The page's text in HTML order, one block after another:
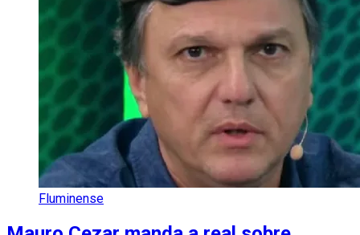
Fluminense